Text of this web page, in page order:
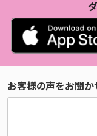
お客様の声をお聞か